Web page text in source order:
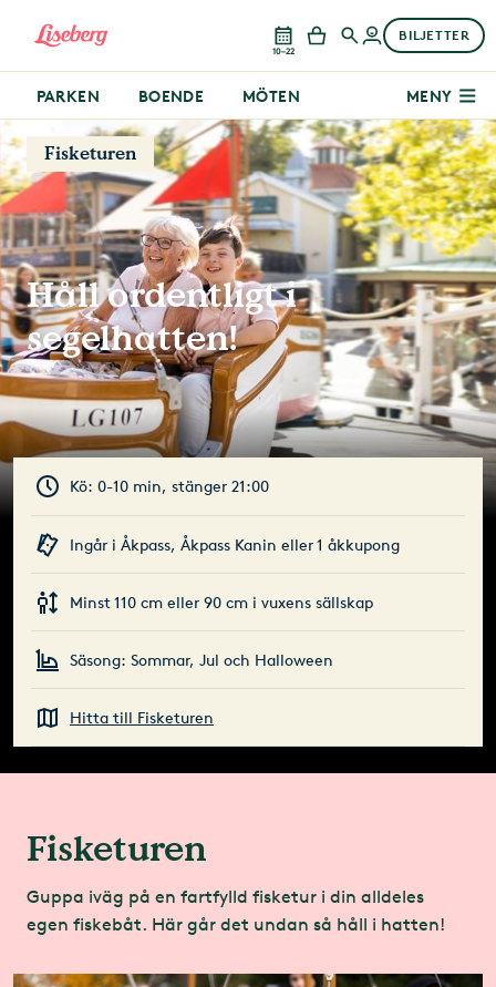
10–22
BILJETTER
PARKEN BOENDE MÖTEN MENY
Fisketuren
Håll ordentligt i
segelhatten!
Kö: 0-10 min, stänger 21:00
Ingår i Åkpass, Åkpass Kanin eller 1 åkkupong
Minst 110 cm eller 90 cm i vuxens sällskap
Säsong: Sommar, Jul och Halloween
Hitta till Fisketuren
Fisketuren
Guppa iväg på en fartfylld fisketur i din alldeles
egen fiskebåt. Här går det undan så håll i hatten!